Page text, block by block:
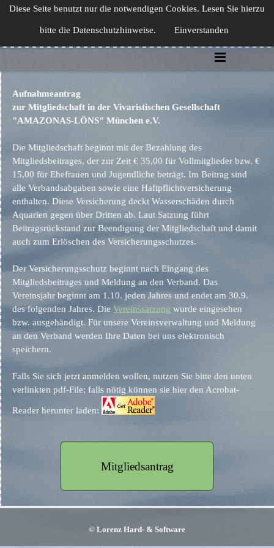
Diese Seite benutzt nur die notwendigen Cookies. Lesen Sie hierzu
bitte die Datenschutzhinweise. Einverstanden
Vivaristische Gesellschaft
München e.V.
Aufnahmeantrag
zur Mitgliedschaft in der Vivaristischen Gesellschaft
"AMAZONAS-LÖNS" München e.V.
Die Mitgliedschaft beginnt mit der Bezahlung des
Mitgliedsbeitrages, der zur Zeit € 35,00 für Vollmitglieder bzw. €
15,00 für Ehefrauen und Jugendliche beträgt. Im Beitrag sind
alle Verbandsabgaben sowie eine Haftpflichtversicherung
enthalten. Diese Versicherung deckt Wasserschäden durch
Aquarien gegen über Dritten ab. Laut Satzung führt
Beitragsrückstand zur Beendigung der Mitgliedschaft und damit
auch zum Erlöschen des Versicherungsschutzes.
Der Versicherungsschutz beginnt nach Eingang des
Mitgliedsbeitrages und Meldung an den Verband. Das
Vereinsjahr beginnt am 1.10. jeden Jahres und endet am 30.9.
des folgenden Jahres. Die Vereinssatzung wurde eingesehen
bzw. ausgehändigt. Für unsere Vereinsverwaltung und Meldung
an den Verband werden Ihre Daten bei uns elektronisch
speichern.
Falls Sie sich jetzt anmelden wollen, nutzen Sie bitte den unten
verlinkten pdf-File; falls nötig können sie hier den Acrobat-
Reader herunter laden:
Mitgliedsantrag
© Lorenz Hard- & Software